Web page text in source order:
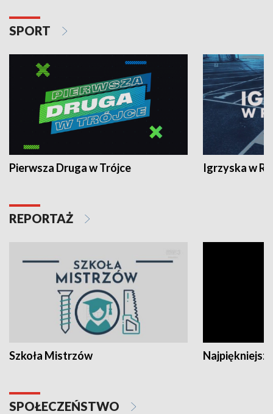
SPORT
Pierwsza Druga w Trójce Igrzyska w
REPORTAŻ
Szkoła Mistrzów
SPOŁECZEŃSTWO